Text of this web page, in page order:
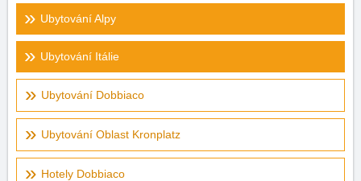
Ubytování Alpy
Ubytování Itálie
Ubytování Dobbiaco
Ubytování Oblast Kronplatz
Hotely Dobbiaco